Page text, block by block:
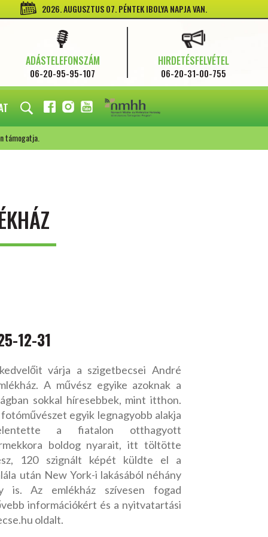
2026. AUGUSZTUS 07. PÉNTEK IBOLYA NAPJA VAN.
ADÁSTELEFONSZÁM
06-20-95-95-107
HIRDETÉSFELVÉTEL
06-20-31-00-755
FACEBOOK
INSTAGRAM
YOUTUBE
támogatja.
12-31
várja a szigetbecsei André
A művész egyike azoknak a
sokkal híresebbek, mint itthon.
egyik legnagyobb alakja
a fiatalon otthagyott
boldog nyarait, itt töltötte
120 szignált képét küldte el a
után New York-i lakásából néhány
is. Az emlékház szívesen fogad
információkért és a nyitvatartási
oldalt.